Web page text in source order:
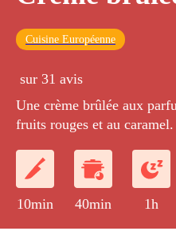
Cuisine Européenne
sur 31 avis
Une crème brûlée aux
fruits rouges et au caramel.
10min 40min 1h